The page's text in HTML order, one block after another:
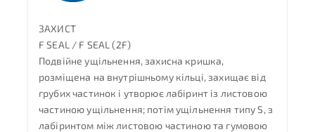
ЗАХИСТ
F SEAL / F SEAL (2F)
Подвійне ущільнення, захисна кришка,
розміщена на внутрішньому кільці, захищає від
грубих частинок і утворює лабіринт із листовою
частиною ущільнення; потім ущільнення типу S, з
лабіринтом між листовою частиною та гумовою